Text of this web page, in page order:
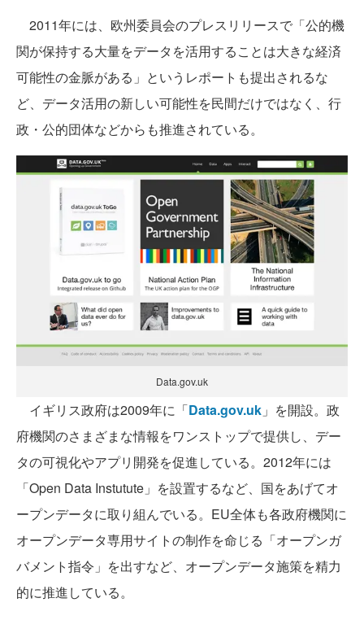
2011年には、欧州委員会のプレスリリースで「公的機
関が保持する大量をデータを活用することは大きな経済
可能性の金脈がある」というレポートも提出されるな
ど、データ活用の新しい可能性を民間だけではなく、行
政・公的団体などからも推進されている。
Data.gov.uk
イギリス政府は2009年に「Data.gov.uk 」を開設。政
府機関のさまざまな情報をワンストップで提供し、デー
タの可視化やアプリ開発を促進している。2012年には
「Open Data Instutute」を設置するなど、国をあげてオ
ープンデータに取り組んでいる。EU全体も各政府機関に
オープンデータ専用サイトの制作を命じる「オープンガ
バメント指令」を出すなど、オープンデータ施策を精力
的に推進している。